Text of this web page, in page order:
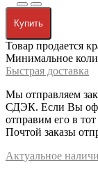
Купить
Товар продается
Минимальное
Быстрая доставка
Мы отправляем
СДЭК. Если Вы
отправим его в
Почтой заказы
Актуальное